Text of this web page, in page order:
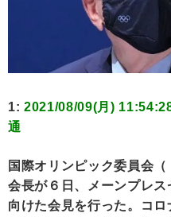
1: 2021/08/09(月)
通
国際オリンピック委員会
会長が６日、メーンプレ
向けた会見を行った。コ